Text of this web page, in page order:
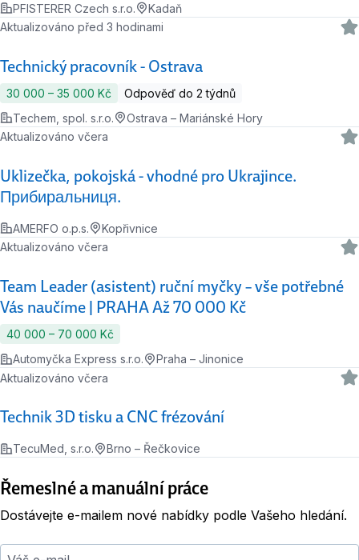
PFISTERER Czech s.r.o.
Kadaň
Technický pracovník - Ostrava
Aktualizováno před 3 hodinami
30 000 ‍–‍ 35 000 Kč
Odpověď do 2 týdnů
Techem, spol. s.r.o.
Ostrava – Mariánské Hory
Uklizečka, pokojská - vhodné pro Ukrajince.
Прибиральниця.
Aktualizováno včera
AMERFO o.p.s. Kopřivnice
Team Leader (asistent) ruční myčky – vše potřebné
Vás naučíme | PRAHA Až 70 000 Kč
Aktualizováno včera
40 000 ‍–‍ 70 000 Kč
Automyčka Express s.r.o.
Praha – Jinonice
Technik 3D tisku a CNC frézování
Aktualizováno včera
TecuMed, s.r.o. Brno – Řečkovice
Řemeslné a manuální práce
Dostávejte e-mailem nové nabídky podle Vašeho hledání.
Váš e-mail